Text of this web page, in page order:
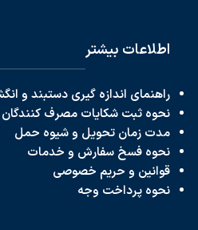
اطلاعات بیشتر
راهنمای اندازه گیری دستبند و
نحوه ثبت شکایات مصرف کنندگان
مدت زمان تحویل و شیوه حمل
نحوه فسخ سفارش و خدمات
قوانین و حریم خصوصی
نحوه پرداخت وجه